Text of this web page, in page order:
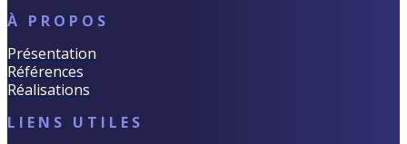
À PROPOS
Présentation
Références
Réalisations
LIENS UTILES